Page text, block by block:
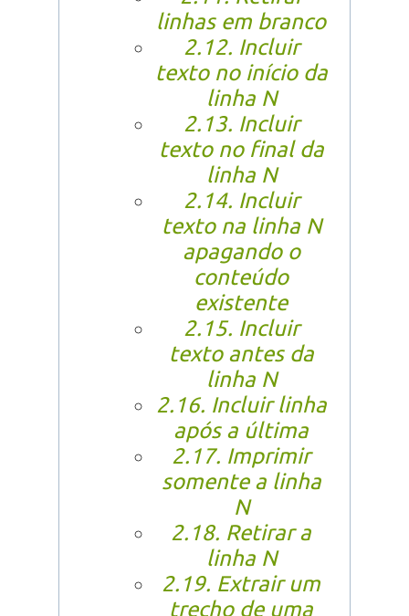
linhas em branco
2.12. Incluir
texto no início da
linha N
2.13. Incluir
texto no final da
linha N
2.14. Incluir
texto na linha N
apagando o
conteúdo
existente
2.15. Incluir
texto antes da
linha N
2.16. Incluir linha
após a última
2.17. Imprimir
somente a linha
N
2.18. Retirar a
linha N
2.19. Extrair um
trecho de uma